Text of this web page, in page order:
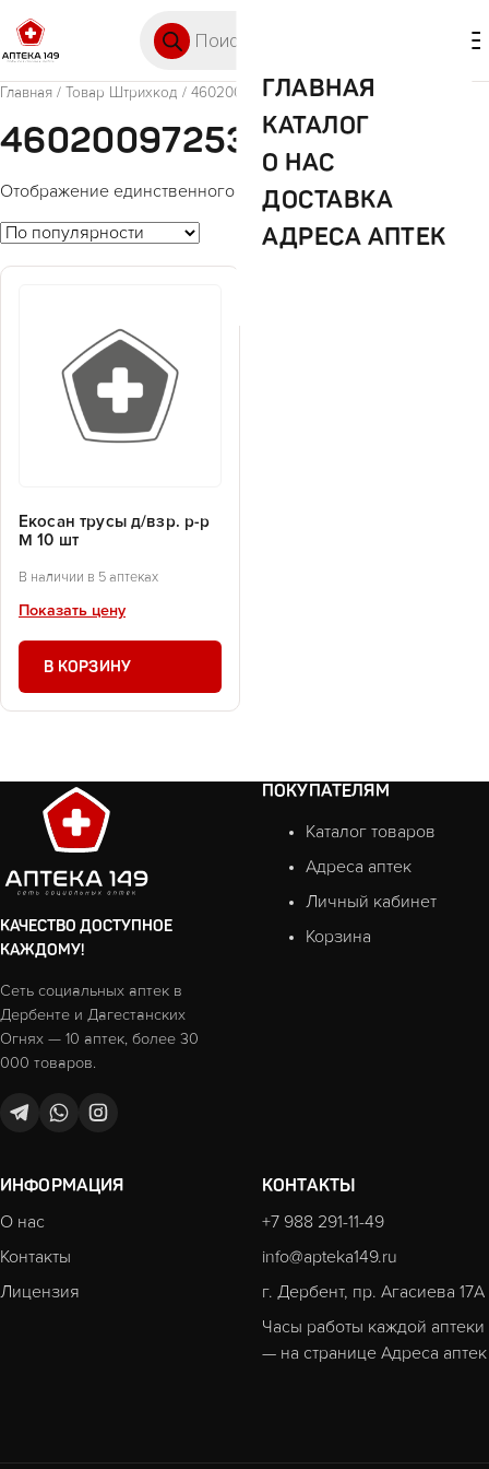
ГЛАВНАЯ
КАТАЛОГ
О НАС
ДОСТАВКА
АДРЕСА АПТЕК
Главная / Товар Штрихкод / 4602009725395
4602009725395
Отображение единственного товара
Екосан трусы д/взр. р-р
М 10 шт
В наличии в 5 аптеках
Показать цену
В КОРЗИНУ
КАЧЕСТВО ДОСТУПНОЕ
КАЖДОМУ!
Сеть социальных аптек в
Дербенте и Дагестанских
Огнях — 10 аптек, более 30
000 товаров.
ПОКУПАТЕЛЯМ
Каталог товаров
Адреса аптек
Личный кабинет
Корзина
ИНФОРМАЦИЯ
О нас
Контакты
Лицензия
КОНТАКТЫ
+7 988 291-11-49
info@apteka149.ru
г. Дербент, пр. Агасиева 17А
Часы работы каждой аптеки
— на странице Адреса аптек